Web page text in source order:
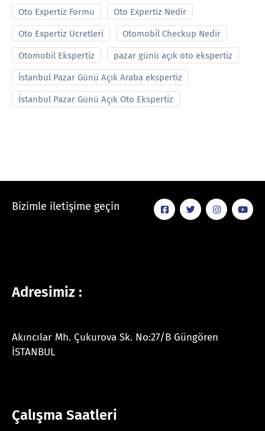
Oto Expertiz Formu Oto Expertiz Nedir
Oto Expertiz Ucretleri Otomobil Checkup Nedir
Otomobil Ekspertiz pazar günü açık oto ekspertiz
İstanbul Pazar Günü Açık Araba ekspertiz
İstanbul Pazar Günü Açık Oto Ekspertiz
Bizimle iletişime geçin
Adresimiz :
Akıncılar Mh. Çukurova Sk. No:27/B Güngören
İSTANBUL
Çalışma Saatleri